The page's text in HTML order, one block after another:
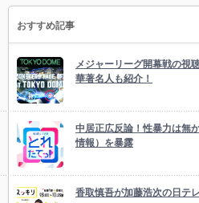
おすすめ記事
メジャーリーグ開幕戦の視
華著名人も紹介！
中居正広反論！性暴力は無
情報）を暴露
香取慎吾が加藤浩次の日テ